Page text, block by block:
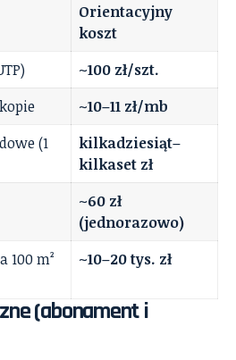
Orientacyjny
koszt
~100 zł/szt.
~10–11 zł/mb
(1
kilkadziesiąt–
kilkaset zł
~60 zł
(jednorazowo)
100 m²
~10–20 tys. zł
(abonament i